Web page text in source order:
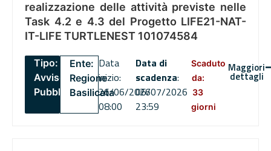
realizzazione delle attività previste nelle
Task 4.2 e 4.3 del Progetto LIFE21-NAT-
IT-LIFE TURTLENEST 101074584
Tipo:
Avviso
Pubblico
Ente:
Regione
Basilicata
Data
inizio:
26/06/2026
08:00
Data di
scadenza:
06/07/2026
23:59
Scaduto
da:
33
giorni
Maggiori
dettagli